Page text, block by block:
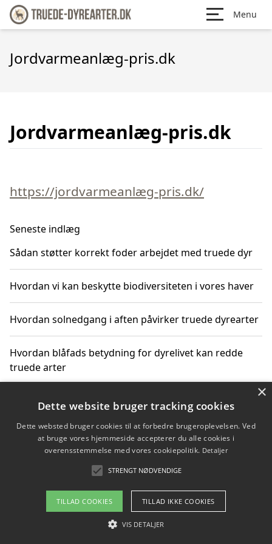
Menu
Jordvarmeanlæg-pris.dk
Jordvarmeanlæg-pris.dk
https://jordvarmeanlæg-pris.dk/
Seneste indlæg
Sådan støtter korrekt foder arbejdet med truede dyr
Hvordan vi kan beskytte biodiversiteten i vores haver
Hvordan solnedgang i aften påvirker truede dyrearter
Hvordan blåfads betydning for dyrelivet kan redde
truede arter
Hvordan kan gaver til unge voksne støtte bevarelsen
Copyright 2026 - Pilanto Aps
Om / kontakt
Blog Betingelser
×
Dette website bruger tracking cookies
Dette websted bruger cookies til at forbedre brugeroplevelsen. Ved
at bruge vores hjemmeside accepterer du alle cookies i
overensstemmelse med vores cookiepolitik. Detaljer
STRENGT NØDVENDIGE
TILLAD COOKIES TILLAD IKKE COOKIES
VIS DETALJER